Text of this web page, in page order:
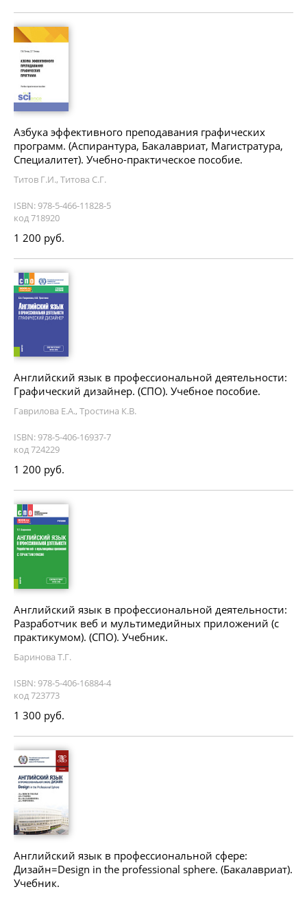
Азбука эффективного преподавания графических
программ. (Аспирантура, Бакалавриат, Магистратура,
Специалитет). Учебно-практическое пособие.
Титов Г.И., Титова С.Г.
ISBN: 978-5-466-11828-5
код 718920
1 200 руб.
Английский язык в профессиональной деятельности:
Графический дизайнер. (СПО). Учебное пособие.
Гаврилова Е.А., Тростина К.В.
ISBN: 978-5-406-16937-7
код 724229
1 200 руб.
Английский язык в профессиональной деятельности:
Разработчик веб и мультимедийных приложений (с
практикумом). (СПО). Учебник.
Баринова Т.Г.
ISBN: 978-5-406-16884-4
код 723773
1 300 руб.
Английский язык в профессиональной сфере:
Дизайн=Design in the professional sphere. (Бакалавриат).
Учебник.